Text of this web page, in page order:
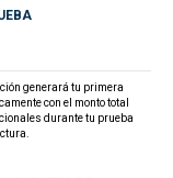
generará tu primera
con el monto total
durante tu prueba